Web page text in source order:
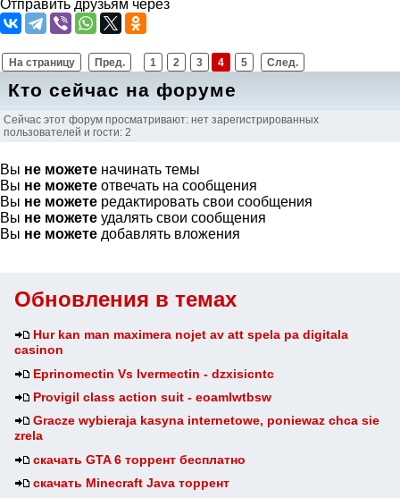
Обновления в темах
Hur kan man maximera nojet av att spela pa digitala
casinon
Eprinomectin Vs Ivermectin - dzxisicntc
Provigil class action suit - eoamlwtbsw
Gracze wybieraja kasyna internetowe, poniewaz chca sie
zrela
скачать GTA 6 торрент бесплатно
скачать Minecraft Java торрент
Отправить друзьям через
На страницу Пред. 1 2 3 4 5 След.
Кто сейчас на форуме
Сейчас этот форум просматривают: нет зарегистрированных
пользователей и гости: 2
Вы не можете начинать темы
Вы не можете отвечать на сообщения
Вы не можете редактировать свои сообщения
Вы не можете удалять свои сообщения
Вы не можете добавлять вложения